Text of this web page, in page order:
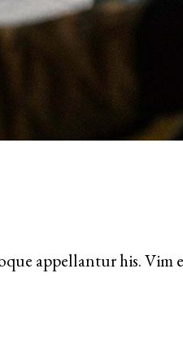
appellantur his. Vim